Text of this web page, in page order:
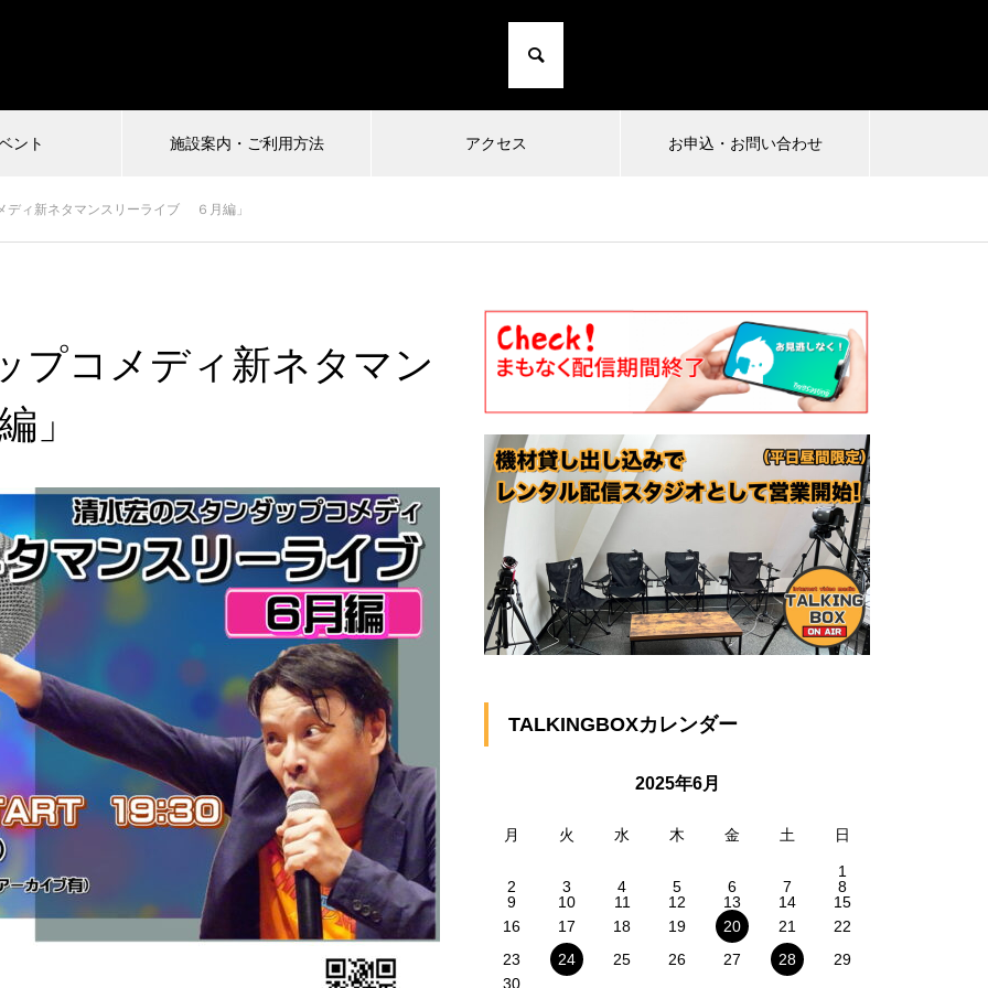
ント 施設案内・ご利用方法 アクセス お申込・お問い合わせ
受付中
VS珍アニメ ヘンテコ対決
馬王〜酒と馬と鮨と女〜vol.21
2024.10.01
小日向由衣の七転び八起き 20〜た
にこひ家〜
まもなく配信終了
ディ新ネタマンスリーライブ ６月編」
プコメディ新ネタマン
」
TALKINGBOXカレンダー
2025年6月
月 火 水 木 金 土 日
1
2
3 4 5 6 7
8
9
10 11 12 13 14
15
16
17 18 19 20 21
22
23
24 25 26 27 28
29
30